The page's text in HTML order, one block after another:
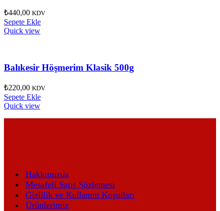
₺440,00 KDV
Sepete Ekle
Quick view
Balıkesir Höşmerim Klasik 500g
₺220,00 KDV
Sepete Ekle
Quick view
Hakkımızda
Mesafeli Satış Sözlemesi
Gizlilik ve Kullanım Koşulları
Ürünlerimiz